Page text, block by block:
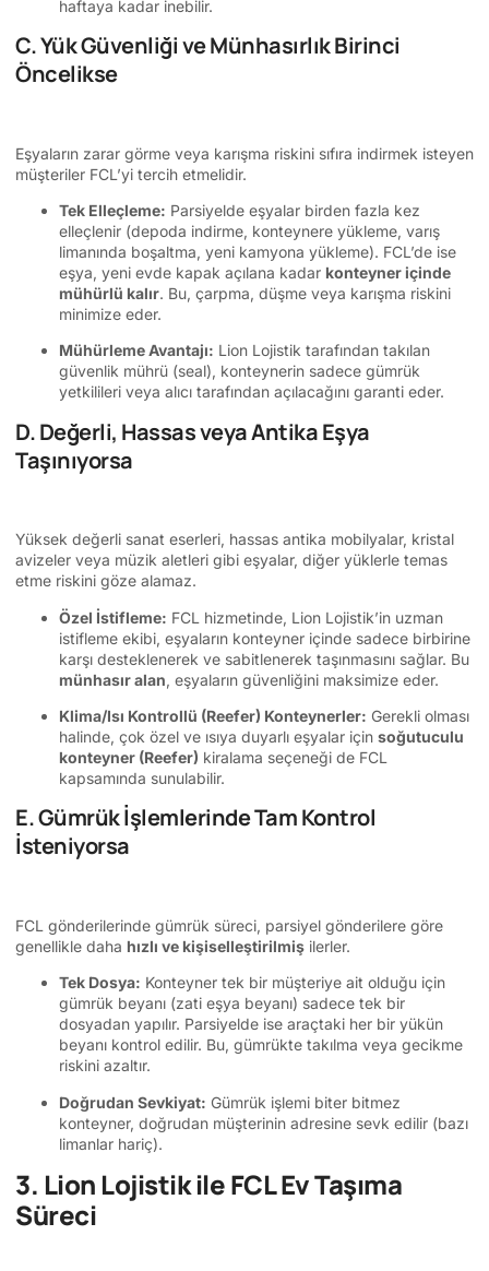
haftaya kadar inebilir.
C. Yük Güvenliği ve Münhasırlık Birinci
Öncelikse
Eşyaların zarar görme veya karışma riskini sıfıra indirmek isteyen
müşteriler FCL’yi tercih etmelidir.
Tek Elleçleme: Parsiyelde eşyalar birden fazla kez
elleçlenir (depoda indirme, konteynere yükleme, varış
limanında boşaltma, yeni kamyona yükleme). FCL’de ise
eşya, yeni evde kapak açılana kadar konteyner içinde
mühürlü kalır. Bu, çarpma, düşme veya karışma riskini
minimize eder.
Mühürleme Avantajı: Lion Lojistik tarafından takılan
güvenlik mührü (seal), konteynerin sadece gümrük
yetkilileri veya alıcı tarafından açılacağını garanti eder.
D. Değerli, Hassas veya Antika Eşya
Taşınıyorsa
Yüksek değerli sanat eserleri, hassas antika mobilyalar, kristal
avizeler veya müzik aletleri gibi eşyalar, diğer yüklerle temas
etme riskini göze alamaz.
Özel İstifleme: FCL hizmetinde, Lion Lojistik’in uzman
istifleme ekibi, eşyaların konteyner içinde sadece birbirine
karşı desteklenerek ve sabitlenerek taşınmasını sağlar. Bu
münhasır alan, eşyaların güvenliğini maksimize eder.
Klima/Isı Kontrollü (Reefer) Konteynerler: Gerekli olması
halinde, çok özel ve ısıya duyarlı eşyalar için soğutuculu
konteyner (Reefer) kiralama seçeneği de FCL
kapsamında sunulabilir.
E. Gümrük İşlemlerinde Tam Kontrol
İsteniyorsa
FCL gönderilerinde gümrük süreci, parsiyel gönderilere göre
genellikle daha hızlı ve kişiselleştirilmiş ilerler.
Tek Dosya: Konteyner tek bir müşteriye ait olduğu için
gümrük beyanı (zati eşya beyanı) sadece tek bir
dosyadan yapılır. Parsiyelde ise araçtaki her bir yükün
beyanı kontrol edilir. Bu, gümrükte takılma veya gecikme
riskini azaltır.
Doğrudan Sevkiyat: Gümrük işlemi biter bitmez
konteyner, doğrudan müşterinin adresine sevk edilir (bazı
limanlar hariç).
3. Lion Lojistik ile FCL Ev Taşıma
Süreci